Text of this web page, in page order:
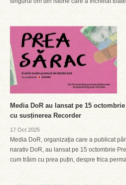
Media DoR au lansat pe 15
cu susținerea Recorder
17 Oct 2025
Media DoR, organizația care a publicat
narativ DoR, au lansat pe 15 octombrie
cum trăim cu prea puțin, despre frica